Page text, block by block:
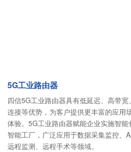
5G工业路由器
四信5G工业路由器具有低延迟、高带
连接等优势，为客户提供更丰富的应用
体验。5G工业路由器赋能企业实施智
智能工厂，广泛应用于数据采集监控、
远程监测、远程手术等领域。